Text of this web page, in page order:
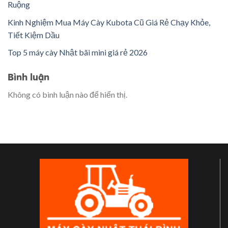
Ruộng
Kinh Nghiệm Mua Máy Cày Kubota Cũ Giá Rẻ Chạy Khỏe,
Tiết Kiệm Dầu
Top 5 máy cày Nhật bãi mini giá rẻ 2026
Bình luận
Không có bình luận nào để hiển thị.